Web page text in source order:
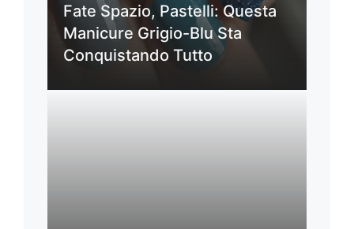
Fate Spazio, Pastelli: Questa
Manicure Grigio-Blu Sta
Conquistando Tutto